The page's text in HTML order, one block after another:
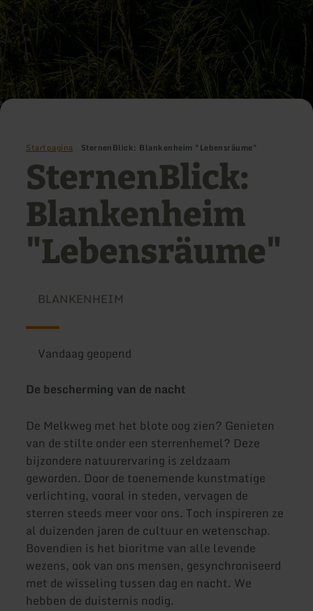
Startpagina SternenBlick: Blankenheim "Lebensräume"
SternenBlick:
Blankenheim
"Lebensräume"
BLANKENHEIM
Vandaag geopend
De bescherming van de nacht
De Melkweg met het blote oog zien? Genieten
van de stilte onder een sterrenhemel? Deze
bijzondere natuurervaring is zeldzaam
geworden. Door de toenemende kunstmatige
verlichting, vooral in steden, vervagen de
sterren steeds meer voor ons. Toch inspireren ze
al duizenden jaren de cultuur en wetenschap.
Bovendien is het bioritme van alle levende
wezens, ook van ons mensen, gesynchroniseerd
met de wisseling tussen dag en nacht. We
hebben de duisternis nodig.